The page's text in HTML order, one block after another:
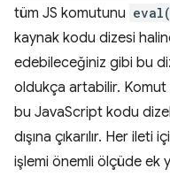
tüm JS komutunu
kaynak kodu dizesi
edebileceğiniz gibi bu
oldukça artabilir. Komut
bu JavaScript kodu
dışına çıkarılır. Her
işlemi önemli ölçüde ek